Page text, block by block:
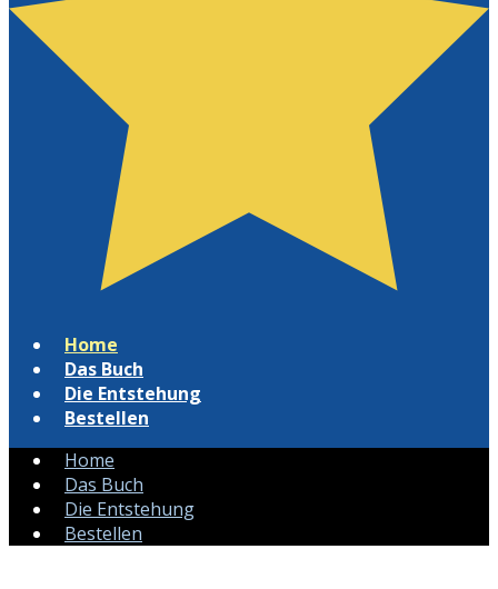
Home
Das Buch
Die Entstehung
Bestellen
Home
Das Buch
Die Entstehung
Bestellen